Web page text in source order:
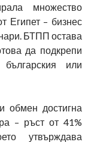
множество
Египет – бизнес
БТПП остава
да подкрепи
или
обмен достигна
– ръст от 41%
утвърждава